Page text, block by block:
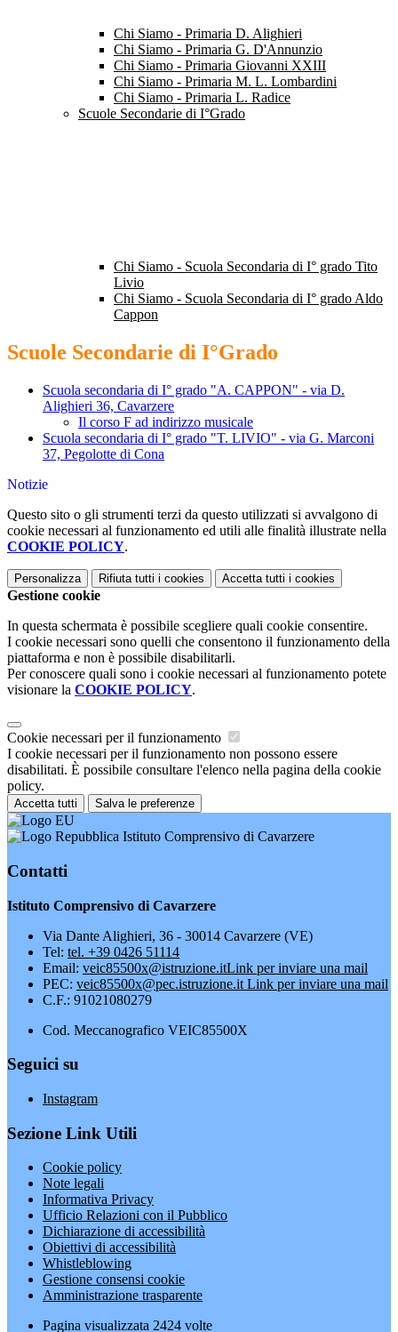
Chi Siamo - Primaria D. Alighieri
Chi Siamo - Primaria G. D'Annunzio
Chi Siamo - Primaria Giovanni XXIII
Chi Siamo - Primaria M. L. Lombardini
Chi Siamo - Primaria L. Radice
Scuole Secondarie di I°Grado
Chi Siamo - Scuola Secondaria di I° grado Tito
Livio
Chi Siamo - Scuola Secondaria di I° grado Aldo
Cappon
Scuole Secondarie di I°Grado
Scuola secondaria di I° grado "A. CAPPON" - via D.
Alighieri 36, Cavarzere
Il corso F ad indirizzo musicale
Scuola secondaria di I° grado "T. LIVIO" - via G. Marconi
37, Pegolotte di Cona
Notizie
Questo sito o gli strumenti terzi da questo utilizzati si avvalgono di
cookie necessari al funzionamento ed utili alle finalità illustrate nella
COOKIE POLICY.
Personalizza Rifiuta tutti i cookies Accetta tutti i cookies
Gestione cookie
In questa schermata è possibile scegliere quali cookie consentire.
I cookie necessari sono quelli che consentono il funzionamento della
piattaforma e non è possibile disabilitarli.
Per conoscere quali sono i cookie necessari al funzionamento potete
visionare la COOKIE POLICY.
Cookie necessari per il funzionamento
I cookie necessari per il funzionamento non possono essere
disabilitati. È possibile consultare l'elenco nella pagina della cookie
policy.
Accetta tutti Salva le preferenze
Istituto Comprensivo di Cavarzere
Contatti
Istituto Comprensivo di Cavarzere
Via Dante Alighieri, 36 - 30014 Cavarzere (VE)
Tel: tel. +39 0426 51114
Email: veic85500x@istruzione.itLink per inviare una mail
PEC: veic85500x@pec.istruzione.it Link per inviare una mail
C.F.: 91021080279
Cod. Meccanografico VEIC85500X
Seguici su
Instagram
Sezione Link Utili
Cookie policy
Note legali
Informativa Privacy
Ufficio Relazioni con il Pubblico
Dichiarazione di accessibilità
Obiettivi di accessibilità
Whistleblowing
Gestione consensi cookie
Amministrazione trasparente
Pagina visualizzata 2424 volte